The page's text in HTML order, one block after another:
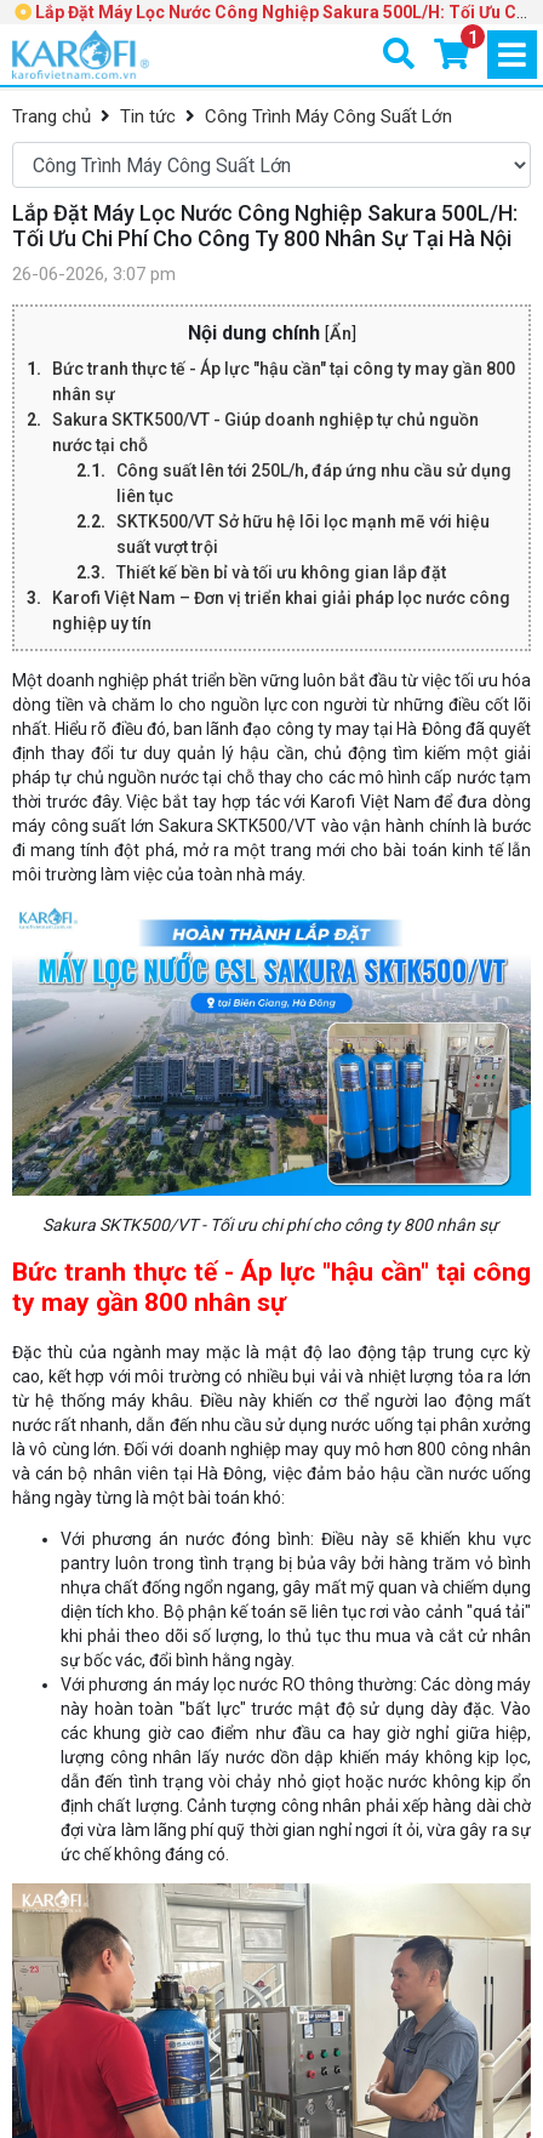
Lắp Đặt Máy Lọc Nước Công Nghiệp Sakura 500L/H: Tối Ưu Chi
Phí Cho Công Ty 800 Nhân Sự Tại Hà Nội
1
Trang chủ Tin tức Công Trình Máy Công Suất Lớn
Lắp Đặt Máy Lọc Nước Công Nghiệp Sakura 500L/H:
Tối Ưu Chi Phí Cho Công Ty 800 Nhân Sự Tại Hà Nội
26-06-2026, 3:07 pm
Nội dung chính [Ẩn
Bức tranh thực tế - Áp lực "hậu cần" tại công ty may gần 800
nhân sự
Sakura SKTK500/VT - Giúp doanh nghiệp tự chủ nguồn
nước tại chỗ
Công suất lên tới 250L/h, đáp ứng nhu cầu sử dụng
liên tục
SKTK500/VT Sở hữu hệ lõi lọc mạnh mẽ với hiệu
suất vượt trội
Thiết kế bền bỉ và tối ưu không gian lắp đặt
Karofi Việt Nam – Đơn vị triển khai giải pháp lọc nước công
nghiệp uy tín
Một doanh nghiệp phát triển bền vững luôn bắt đầu từ việc tối ưu hóa
dòng tiền và chăm lo cho nguồn lực con người từ những điều cốt lõi
nhất. Hiểu rõ điều đó, ban lãnh đạo công ty may tại Hà Đông đã quyết
định thay đổi tư duy quản lý hậu cần, chủ động tìm kiếm một giải
pháp tự chủ nguồn nước tại chỗ thay cho các mô hình cấp nước tạm
thời trước đây. Việc bắt tay hợp tác với Karofi Việt Nam để đưa dòng
máy công suất lớn Sakura SKTK500/VT vào vận hành chính là bước
đi mang tính đột phá, mở ra một trang mới cho bài toán kinh tế lẫn
môi trường làm việc của toàn nhà máy.
Sakura SKTK500/VT - Tối ưu chi phí cho công ty 800 nhân sự
Bức tranh thực tế - Áp lực "hậu cần" tại công
ty may gần 800 nhân sự
Đặc thù của ngành may mặc là mật độ lao động tập trung cực kỳ
cao, kết hợp với môi trường có nhiều bụi vải và nhiệt lượng tỏa ra lớn
từ hệ thống máy khâu. Điều này khiến cơ thể người lao động mất
nước rất nhanh, dẫn đến nhu cầu sử dụng nước uống tại phân xưởng
là vô cùng lớn. Đối với doanh nghiệp may quy mô hơn 800 công nhân
và cán bộ nhân viên tại Hà Đông, việc đảm bảo hậu cần nước uống
hằng ngày từng là một bài toán khó:
Với phương án nước đóng bình: Điều này sẽ khiến khu vực
pantry luôn trong tình trạng bị bủa vây bởi hàng trăm vỏ bình
nhựa chất đống ngổn ngang, gây mất mỹ quan và chiếm dụng
diện tích kho. Bộ phận kế toán sẽ liên tục rơi vào cảnh "quá tải"
khi phải theo dõi số lượng, lo thủ tục thu mua và cắt cử nhân
sự bốc vác, đổi bình hằng ngày.
Với phương án máy lọc nước RO thông thường: Các dòng máy
này hoàn toàn "bất lực" trước mật độ sử dụng dày đặc. Vào
các khung giờ cao điểm như đầu ca hay giờ nghỉ giữa hiệp,
lượng công nhân lấy nước dồn dập khiến máy không kịp lọc,
dẫn đến tình trạng vòi chảy nhỏ giọt hoặc nước không kịp ổn
định chất lượng. Cảnh tượng công nhân phải xếp hàng dài chờ
đợi vừa làm lãng phí quỹ thời gian nghỉ ngơi ít ỏi, vừa gây ra sự
ức chế không đáng có.